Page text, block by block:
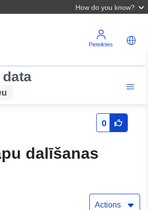
How do you know?
Pieteikties
0
dalīšanas
Actions